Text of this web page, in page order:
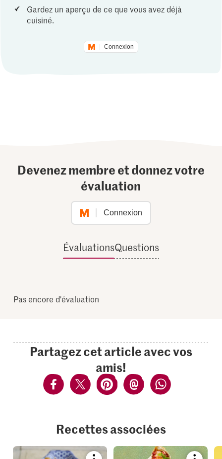
Gardez un aperçu de ce que vous avez déjà
cuisiné.
Connexion
Devenez membre et donnez votre
évaluation
Connexion
ÉvaluationsQuestions
Pas encore d'évaluation
Partagez cet article avec vos
amis!
Recettes associées